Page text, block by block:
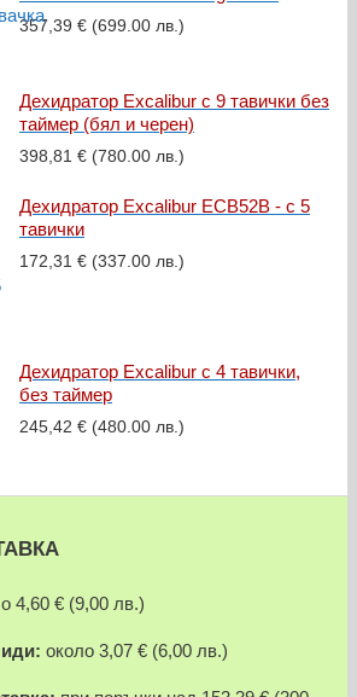
357,39 € (699.00 лв.)
Дехидратор Excalibur с 9 тавички без
таймер (бял и черен)
398,81 € (780.00 лв.)
Дехидратор Excalibur ECB52B - с 5
тавички
172,31 € (337.00 лв.)
Дехидратор Excalibur с 4 тавички,
без таймер
245,42 € (480.00 лв.)
4,60 € (9,00 лв.)
около 3,07 € (6,00 лв.)